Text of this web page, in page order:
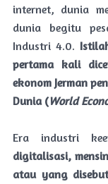
internet, dunia
dunia begitu
Industri 4.0.
pertama kali
ekonom Jerman
Dunia (World
Era industri
digitalisasi,
atau yang